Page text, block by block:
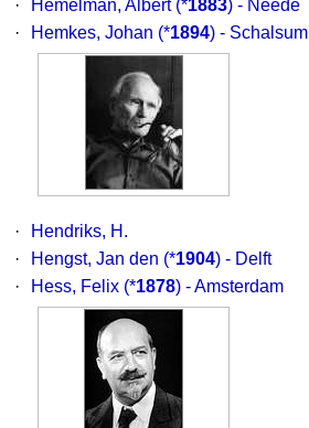
· Hemelman, Albert (*1883) - Neede
·
Hemkes, Johan (*1894) - Schalsum
·
Hendriks, H.
·
Hengst, Jan den (*1904) - Delft
·
Hess, Felix (*1878) - Amsterdam